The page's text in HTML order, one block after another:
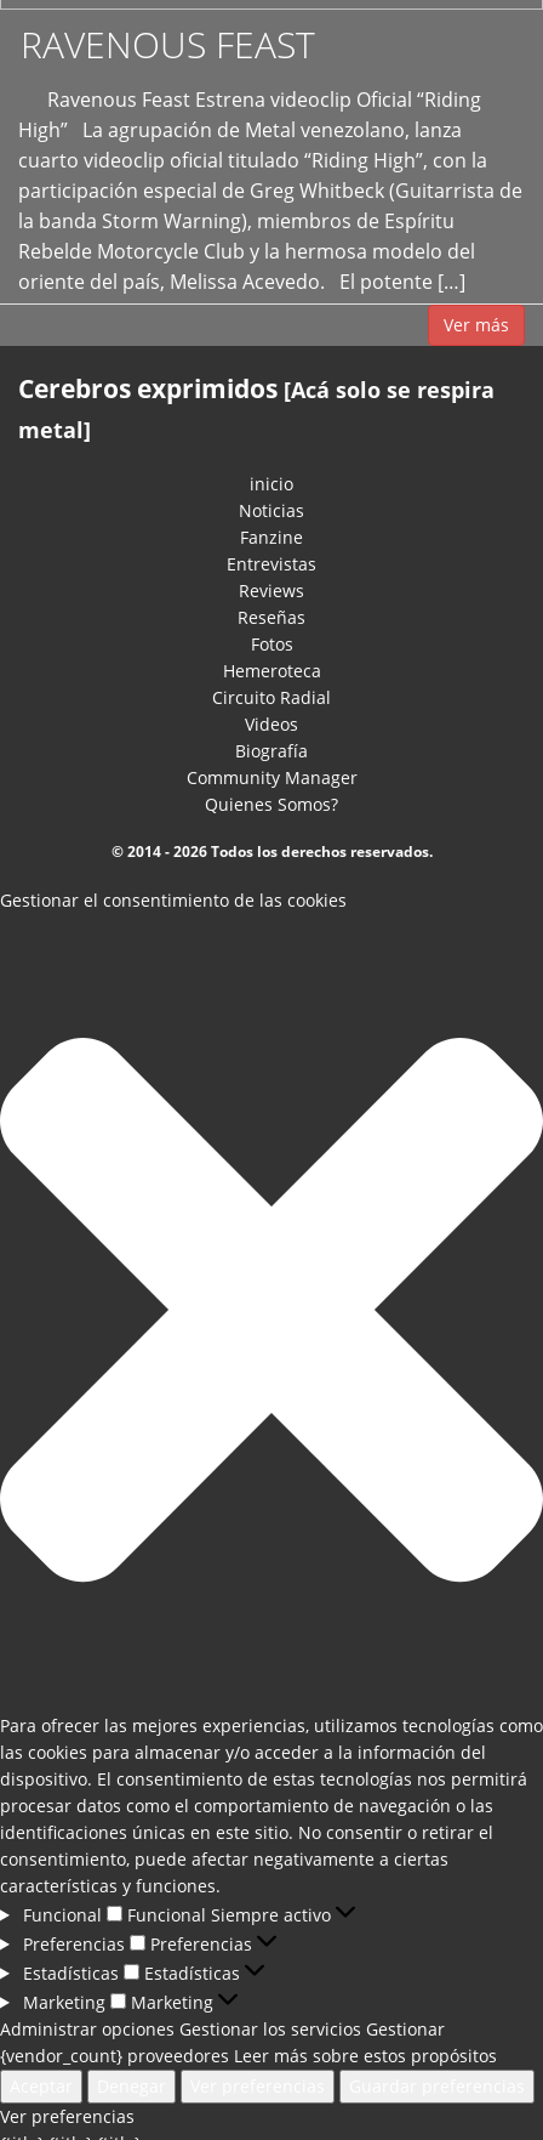
RAVENOUS FEAST
Ravenous Feast Estrena videoclip Oficial “Riding
High” La agrupación de Metal venezolano, lanza
cuarto videoclip oficial titulado “Riding High”, con la
participación especial de Greg Whitbeck (Guitarrista de
la banda Storm Warning), miembros de Espíritu
Rebelde Motorcycle Club y la hermosa modelo del
oriente del país, Melissa Acevedo. El potente […]
Ver más
Cerebros exprimidos [Acá solo se respira
metal]
inicio
Noticias
Fanzine
Entrevistas
Reviews
Reseñas
Fotos
Hemeroteca
Circuito Radial
Videos
Biografía
Community Manager
Quienes Somos?
© 2014 - 2026 Todos los derechos reservados.
Gestionar el consentimiento de las cookies
Para ofrecer las mejores experiencias, utilizamos tecnologías como
las cookies para almacenar y/o acceder a la información del
dispositivo. El consentimiento de estas tecnologías nos permitirá
procesar datos como el comportamiento de navegación o las
identificaciones únicas en este sitio. No consentir o retirar el
consentimiento, puede afectar negativamente a ciertas
características y funciones.
Funcional
Funcional Siempre activo
Preferencias
Preferencias
Estadísticas
Estadísticas
Marketing
Marketing
Administrar opciones Gestionar los servicios Gestionar
{vendor_count} proveedores Leer más sobre estos propósitos
Ver preferencias